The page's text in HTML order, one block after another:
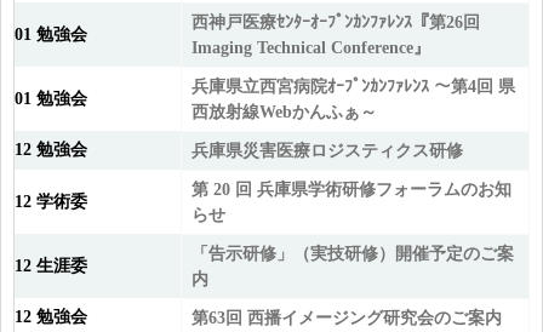
01 勉強会
西神戸医療ｾﾝﾀｰｵｰﾌﾟﾝｶﾝﾌｧﾚﾝｽ『第26回
Imaging Technical Conference』
01 勉強会
兵庫県立西宮病院ｵｰﾌﾟﾝｶﾝﾌｧﾚﾝｽ ～第4回 県
西放射線Webかんふぁ～
12 勉強会 兵庫県災害医療ロジスティクス研修
12 学術委
第 20 回 兵庫県学術研修フォーラムのお知
らせ
12 生涯委
「告示研修」（実技研修）開催予定のご案
内
12 勉強会 第63回 西播イメージング研究会のご案内